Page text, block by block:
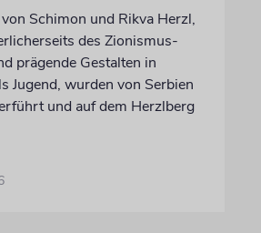
Schimon und Rikva Herzl,
des Zionismus-
prägende Gestalten in
Jugend, wurden von Serbien
und auf dem Herzlberg